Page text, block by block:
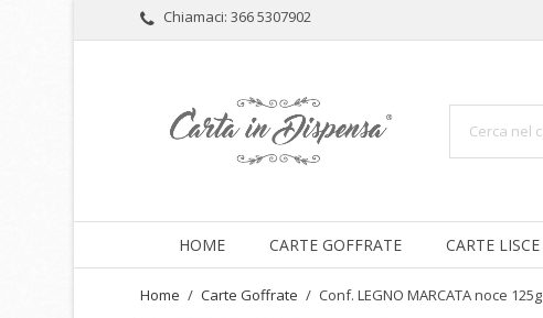
Chiamaci:366 5307902
HOME CARTE GOFFRATE CARTE LISCE
Home Carte Goffrate Conf. LEGNO MARCATA noce 125g